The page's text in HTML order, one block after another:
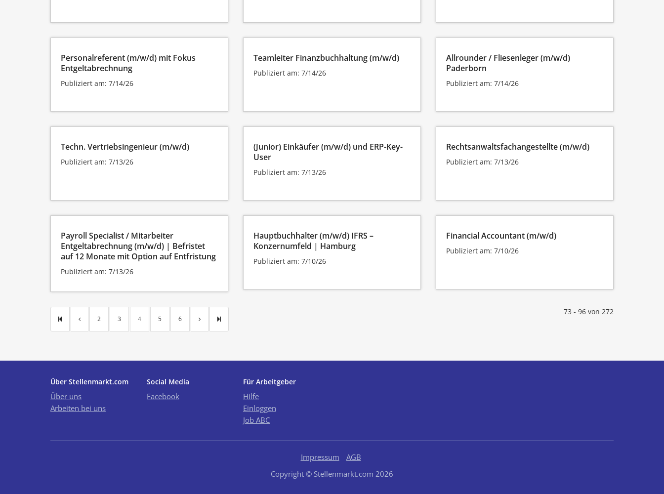
Personalreferent (m/w/d) mit Fokus
Entgeltabrechnung
Publiziert am: 7/14/26
Teamleiter Finanzbuchhaltung (m/w/d)
Publiziert am: 7/14/26
Allrounder / Fliesenleger (m/w/d)
Paderborn
Publiziert am: 7/14/26
Techn. Vertriebsingenieur (m/w/d)
Publiziert am: 7/13/26
(Junior) Einkäufer (m/w/d) und ERP-Key-
User
Publiziert am: 7/13/26
Rechtsanwaltsfachangestellte (m/w/d)
Publiziert am: 7/13/26
Payroll Specialist / Mitarbeiter
Entgeltabrechnung (m/w/d) | Befristet
auf 12 Monate mit Option auf Entfristung
Publiziert am: 7/13/26
Hauptbuchhalter (m/w/d) IFRS –
Konzernumfeld | Hamburg
Publiziert am: 7/10/26
Financial Accountant (m/w/d)
Publiziert am: 7/10/26
2 3 4 5 6
73 - 96 von 272
Über Stellenmarkt.com
Über uns
Arbeiten bei uns
Social Media
Facebook
Für Arbeitgeber
Hilfe
Einloggen
Job ABC
Impressum
AGB
Copyright © Stellenmarkt.com 2026